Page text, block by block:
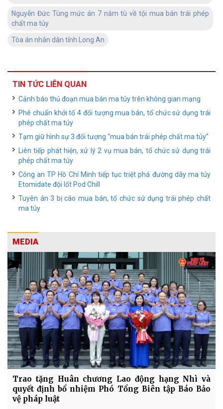
Nguyễn Đức Tùng mức án 7 năm tù về tội mua bán trái phép
chất ma túy
Tòa án nhân dân tỉnh Long An
TIN TỨC LIÊN QUAN
Cảnh báo thủ đoạn mua bán ma túy trên không gian mạng
Phê chuẩn khởi tố 4 đối tượng mua bán, tổ chức sử dụng trái
phép chất ma túy
Tạm giữ hình sự 3 đối tượng “mua bán trái phép chất ma túy”
Liên tiếp phát hiện, xử lý 2 vụ mua bán, tổ chức sử dụng trái
phép chất ma túy
Công an TP Hồ Chí Minh tiếp tục triệt phá đường dây ma túy
Etomidate đội lốt Pod Chill
Tuyên án 3 bị cáo mua bán, tổ chức sử dụng trái phép chất
ma túy
MEDIA
Trao tặng Huân chương Lao động hạng Nhì và
quyết định bổ nhiệm Phó Tổng Biên tập Báo Bảo
vệ pháp luật